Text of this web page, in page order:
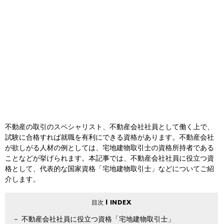
不動産の取引のスペシャリスト、不動産会社社員として働く上で、
試験に合格すれば就職を有利にできる資格があります。不動産会社
が欲しがる人材の例としては、宅地建物取引士の資格所持者である
ことなどが挙げられます。本記事では、不動産会社社員に役立つ資
格として、代表的な国家資格「宅地建物取引士」などについてご紹
介します。
不動産会社社員に役立つ資格「宅地建物取引士」